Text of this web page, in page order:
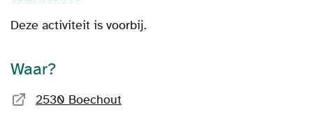
Deze activiteit is voorbij.
Waar?
2530 Boechout